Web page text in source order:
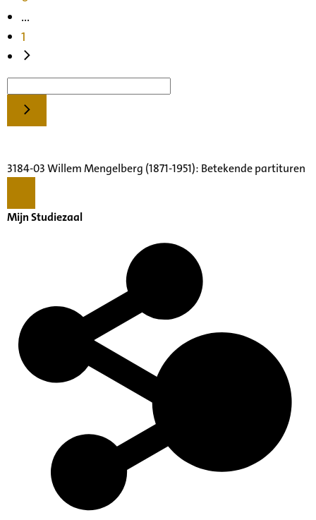
...
1
3184-03 Willem Mengelberg (1871-1951): Betekende partituren
Mijn Studiezaal